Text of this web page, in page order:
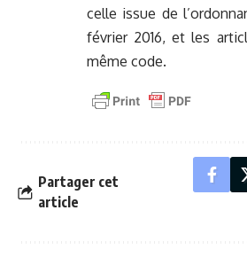
celle issue de
février 2016, et les
même code.
Partager cet
article